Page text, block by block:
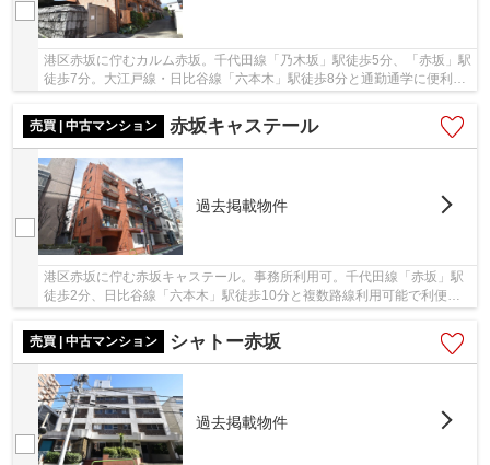
港区赤坂に佇むカルム赤坂。千代田線「乃木坂」駅徒歩5分、「赤坂」駅
徒歩7分。大江戸線・日比谷線「六本木」駅徒歩8分と通勤通学に便利な
立地で静かな住環境です。近隣にミッドタウン...
売買 | 中古マンション
赤坂キャステール
過去掲載物件
港区赤坂に佇む赤坂キャステール。事務所利用可。千代田線「赤坂」駅
徒歩2分、日比谷線「六本木」駅徒歩10分と複数路線利用可能で利便性
良好な立地。毎日の通勤も楽々です。周辺にはス...
売買 | 中古マンション
シャトー赤坂
過去掲載物件